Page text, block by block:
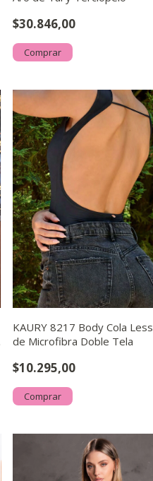
$30.846,00
Comprar
KAURY 8217 Body Cola Less
de Microfibra Doble Tela
$10.295,00
Comprar